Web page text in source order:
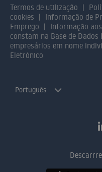
Termos de utilização
cookies
Informação de
Emprego
Informação
constam na Base de Dados
empresários em nome
Eletrónico
Português